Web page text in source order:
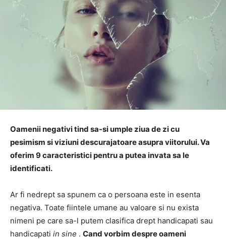
Oamenii negativi tind sa-si umple ziua de zi cu
pesimism si viziuni descurajatoare asupra viitorului.Va
oferim 9 caracteristici pentru a putea invata sa le
identificati.
Ar fi nedrept sa spunem ca o persoana este in esenta
negativa. Toate fiintele umane au valoare si nu exista
nimeni pe care sa-l putem clasifica drept handicapati sau
handicapati in sine . Cand vorbim despre oameni